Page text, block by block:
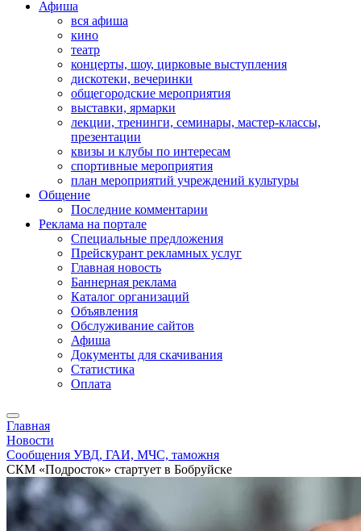
Афиша
вся афиша
кино
театр
концерты, шоу, цирковые выступления
дискотеки, вечеринки
общегородские мероприятия
выставки, ярмарки
лекции, тренинги, семинары, мастер-классы,
презентации
квизы и клубы по интересам
спортивные мероприятия
план мероприятий учреждений культуры
Общение
Последние комментарии
Реклама на портале
Специальные предложения
Прейскурант рекламных услуг
Главная новость
Баннерная реклама
Каталог организаций
Объявления
Обслуживание сайтов
Афиша
Документы для скачивания
Статистика
Оплата
Главная
Новости
Сообщения УВД, ГАИ, МЧС, таможня
СКМ «Подросток» стартует в Бобруйске